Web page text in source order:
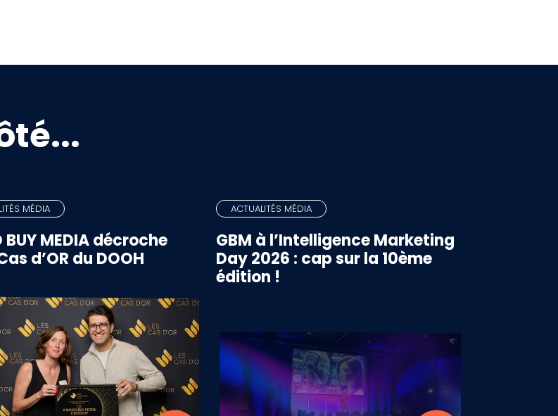
MÉDIA
BUY MEDIA décroche
d’OR du DOOH
ACTUALITÉS MÉDIA
GBM à l’Intelligence Marketing
Day 2026 : cap sur la 10ème
édition !